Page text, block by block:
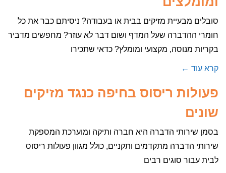
סובלים מבעיית מזיקים בבית או בעבודה? ניסיתם כבר את כל
חומרי ההדברה שעל המדף ושום דבר לא עוזר? מחפשים מדביר
בקריות מנוסה, מקצועי ומומלץ? כדאי שתכירו
קרא עוד ←
פעולות ריסוס בחיפה כנגד מזיקים
שונים
בסמן שירותי הדברה היא חברה ותיקה ומוערכת המספקת
שירותי הדברה מתקדמים ותקניים, כולל מגוון פעולות ריסוס
לבית עבור סוגים רבים